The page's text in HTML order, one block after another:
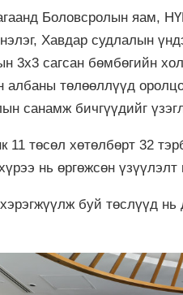
Боловсролын яам,
Хавдар судлалын
3х3 сагсан бөмбөгийн
албаны төлөөллүүд
санамж бичгүүдийг
төсөл хөтөлбөрт 32
нь өргөжсөн
буй төслүүд